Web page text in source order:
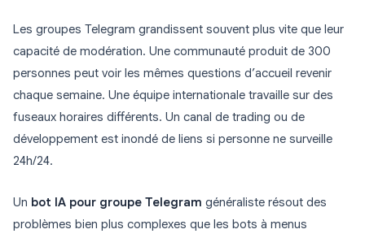
Les groupes Telegram grandissent souvent plus vite que leur
capacité de modération. Une communauté produit de 300
personnes peut voir les mêmes questions d’accueil revenir
chaque semaine. Une équipe internationale travaille sur des
fuseaux horaires différents. Un canal de trading ou de
développement est inondé de liens si personne ne surveille
24h/24.
Un bot IA pour groupe Telegram généraliste résout des
problèmes bien plus complexes que les bots à menus